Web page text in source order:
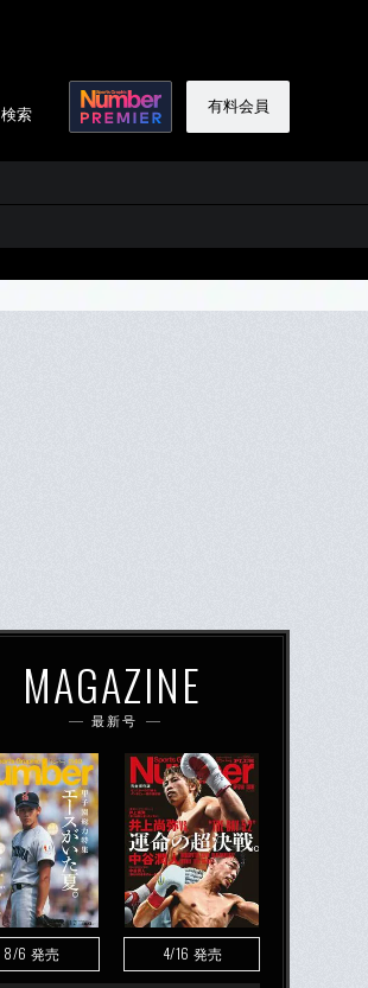
検索 有料会員
MAGAZINE
最新号
8/6 発売 4/16 発売